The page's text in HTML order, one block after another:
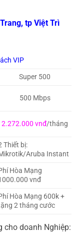
tp Việt Trì
VIP
Super 500
500 Mbps
2.272.000 vnđ/tháng
Thiết bị:
Aruba Instant
Hòa Mạng
vnđ
Hòa Mạng 600k +
2 tháng cước
cho doanh Nghiệp: